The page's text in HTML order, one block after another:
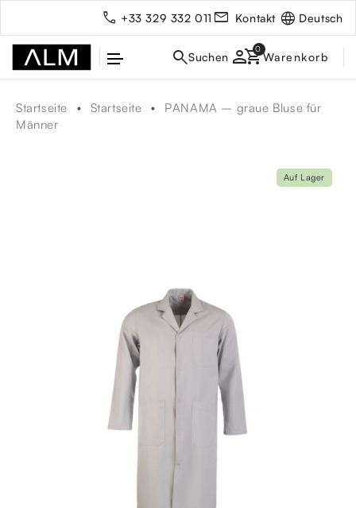
+33 329 332 011 Kontakt Deutsch
person
Startseite Startseite
PANAMA – graue Bluse für
Männer
Auf Lager